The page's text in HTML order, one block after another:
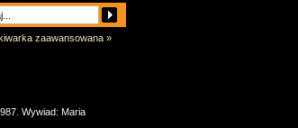
zaawansowana »
Wywiad: Maria